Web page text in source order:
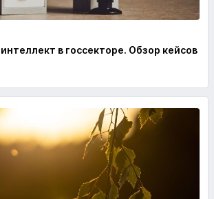
в госсекторе. Обзор кейсов